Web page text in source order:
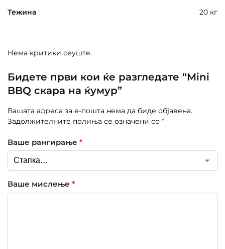
Тежина 20 кг
Нема критики сеуште.
Бидете први кои ќе разгледате “Mini
BBQ скара на ќумур”
Вашата адреса за е-пошта нема да биде објавена.
Задолжителните полиња се означени со *
Ваше рангирање *
Ваше мислење *